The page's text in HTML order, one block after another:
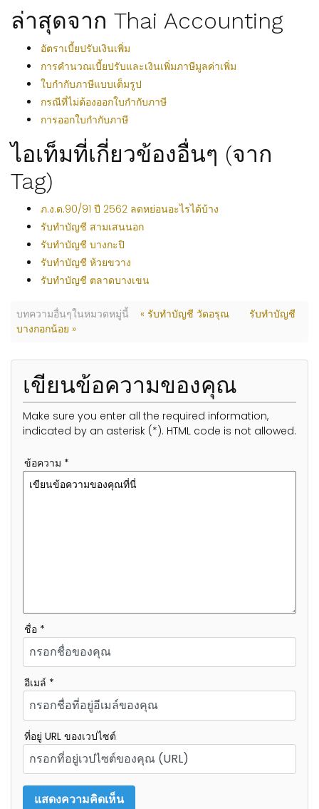
ล่าสุดจาก Thai Accounting
อัตราเบี้ยปรับเงินเพิ่ม
การคำนวณเบี้ยปรับและเงินเพิ่มภาษีมูลค่าเพิ่ม
ใบกำกับภาษีแบบเต็มรูป
กรณีที่ไม่ต้องออกใบกำกับภาษี
การออกใบกำกับภาษี
ไอเท็มที่เกี่ยวข้องอื่นๆ (จาก
Tag)
ภ.ง.ด.90/91 ปี 2562 ลดหย่อนอะไรได้บ้าง
รับทำบัญชี สามเสนนอก
รับทำบัญชี บางกะปิ
รับทำบัญชี ห้วยขวาง
รับทำบัญชี ตลาดบางเขน
บทความอื่นๆในหมวดหมู่นี้ « รับทำบัญชี วัดอรุณ
รับทำบัญชี
บางกอกน้อย »
เขียนข้อความของคุณ
Make sure you enter all the required information,
indicated by an asterisk (*). HTML code is not allowed.
ข้อความ *
ชื่อ *
อีเมล์ *
ที่อยู่ URL ของเวปไซต์